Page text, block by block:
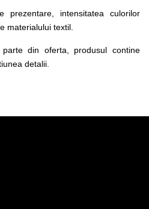
intensitatea culorilor
materialului textil.
din oferta, produsul contine
detalii.